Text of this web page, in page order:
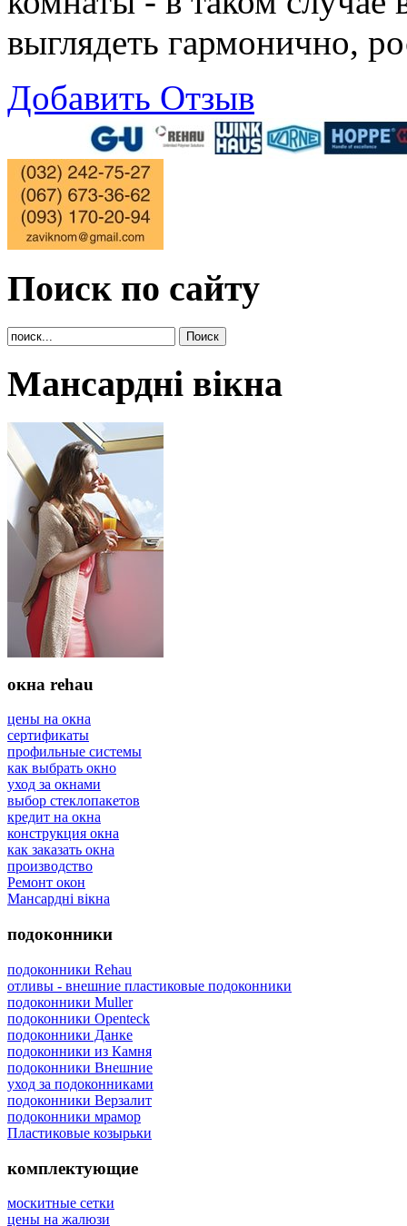
выглядеть гармонично,
Добавить Отзыв
Поиск по сайту
Мансардні вікна
окна rehau
цены на окна
сертификаты
профильные системы
как выбрать окно
уход за окнами
выбор стеклопакетов
кредит на окна
конструкция окна
как заказать окна
производство
Ремонт окон
Мансардні вікна
подоконники
подоконники Rehau
отливы - внешние пластиковые подоконники
подоконники Muller
подоконники Openteck
подоконники Данке
подоконники из Камня
подоконники Внешние
уход за подоконниками
подоконники Верзалит
подоконники мрамор
Пластиковые козырьки
комплектующие
москитные сетки
цены на жалюзи